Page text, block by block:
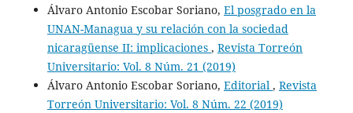
Álvaro Antonio Escobar Soriano, El posgrado en la
UNAN-Managua y su relación con la sociedad
nicaragüense II: implicaciones , Revista Torreón
Universitario: Vol. 8 Núm. 21 (2019)
Álvaro Antonio Escobar Soriano, Editorial , Revista
Torreón Universitario: Vol. 8 Núm. 22 (2019)